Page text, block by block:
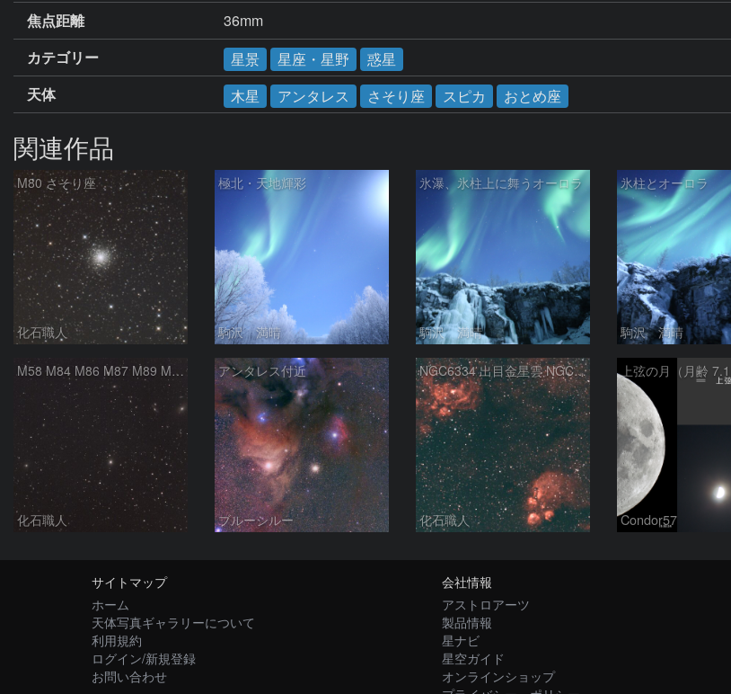
焦点距離
36mm
カテゴリー
星景 星座・星野
惑星
天体
木星 アンタレス さそり座 スピカ おとめ座
関連作品
M80 さそり座
化石職人
極北・天地輝彩
駒沢 満晴
氷瀑、氷柱上に舞うオーロラ
駒沢 満晴
氷柱とオーロラ
駒沢 満晴
M58 M84 M86 M87 M89 M90 マルカリアンの銀河鎖 おとめ座 かみのけ座
化石職人
アンタレス付近
ブルーシルー
NGC6334 出目金星雲 NGC6357 彼岸花星雲 さそり座
化石職人 Condor57
サイトマップ
ホーム
天体写真ギャラリーについて
利用規約
ログイン/新規登録
お問い合わせ
会社情報
アストロアーツ
製品情報
星ナビ
星空ガイド
オンラインショップ